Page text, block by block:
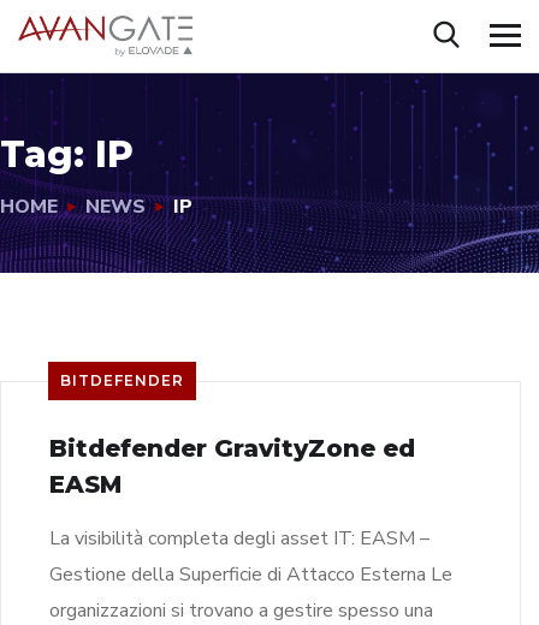
Tag: IP
HOME NEWS IP
BITDEFENDER
Bitdefender GravityZone ed
EASM
La visibilità completa degli asset IT: EASM –
Gestione della Superficie di Attacco Esterna Le
organizzazioni si trovano a gestire spesso una